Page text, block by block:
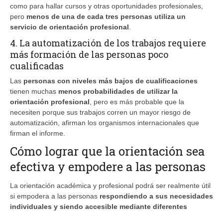
como para hallar cursos y otras oportunidades profesionales,
pero menos de una de cada tres personas utiliza un
servicio de orientación profesional
4. La automatización de los trabajos requiere
más formación de las personas poco
cualificadas
Las personas con niveles más bajos de cualificaciones
tienen muchas menos probabilidades de utilizar la
orientación profesional , pero es más probable que la
necesiten porque sus trabajos corren un mayor riesgo de
automatización, afirman los organismos internacionales que
firman el informe.
Cómo lograr que la orientación sea
efectiva y empodere a las personas
La orientación académica y profesional podrá ser realmente útil
si empodera a las personas respondiendo a sus necesidades
individuales y siendo accesible mediante diferentes